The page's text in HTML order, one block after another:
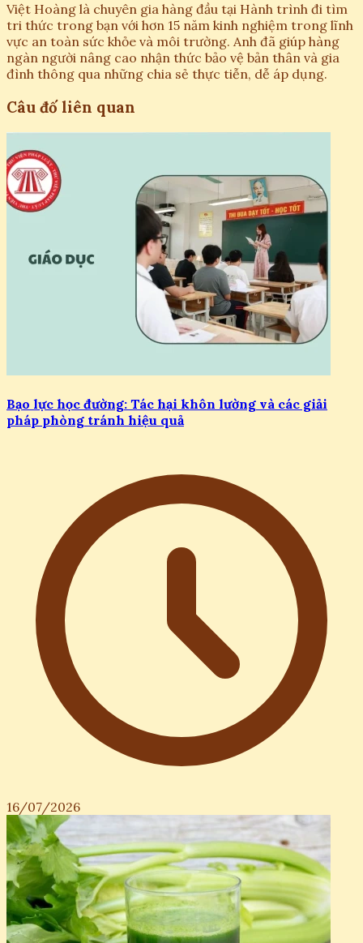
Việt Hoàng là chuyên gia hàng đầu tại Hành trình đi tìm
tri thức trong bạn với hơn 15 năm kinh nghiệm trong lĩnh
vực an toàn sức khỏe và môi trường. Anh đã giúp hàng
ngàn người nâng cao nhận thức bảo vệ bản thân và gia
đình thông qua những chia sẻ thực tiễn, dễ áp dụng.
Câu đố liên quan
Bạo lực học đường: Tác hại khôn lường và các giải
pháp phòng tránh hiệu quả
16/07/2026